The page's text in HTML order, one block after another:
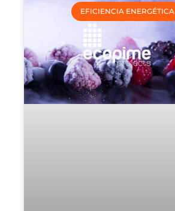
EFICIENCIA ENERGÉTICA